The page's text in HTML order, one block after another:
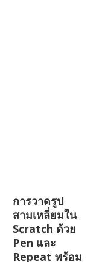
การวาดรูป
สามเหลี่ยมใน
Scratch ด้วย
Pen และ
Repeat พร้อม